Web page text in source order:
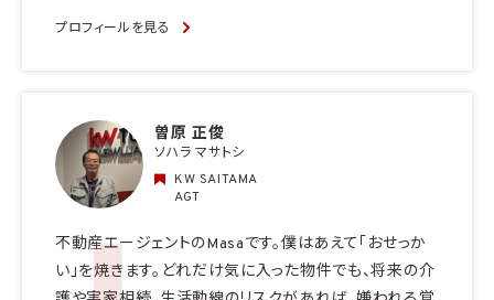
プロフィールを見る
曽原 正俊
ソハラ マサトシ
KW SAITAMA
AGT
不動産エージェントのMasaです。僕はあえて「おせっか
い」を焼きます。どれだけ気に入った物件でも、将来の介